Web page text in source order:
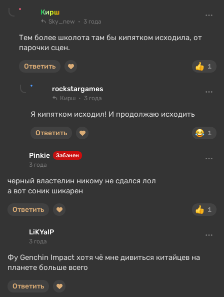
Кирш
Sky_new 3 года
Тем более школота там бы кипятком исходила, от
парочки сцен.
1
Ответить
rockstargames
Кирш 3 года
Я кипятком исходил! И продолжаю исходить
1
Ответить
Pinkie Забанен
3 года
черный властелин никому не сдался лол
а вот соник шикарен
1
Ответить
LiKYalP
3 года
Фу Genchin Impact хотя чё мне дивиться китайцев на
планете больше всего
Ответить